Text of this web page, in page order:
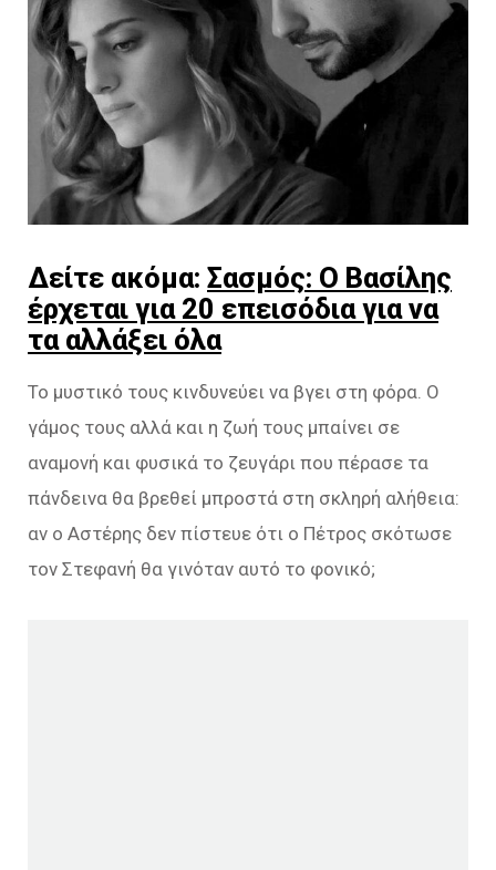
Δείτε ακόμα: Σασμός: Ο Βασίλης
έρχεται για 20 επεισόδια για να
τα αλλάξει όλα
Το μυστικό τους κινδυνεύει να βγει στη φόρα. Ο
γάμος τους αλλά και η ζωή τους μπαίνει σε
αναμονή και φυσικά το ζευγάρι που πέρασε τα
πάνδεινα θα βρεθεί μπροστά στη σκληρή αλήθεια:
αν ο Αστέρης δεν πίστευε ότι ο Πέτρος σκότωσε
τον Στεφανή θα γινόταν αυτό το φονικό;